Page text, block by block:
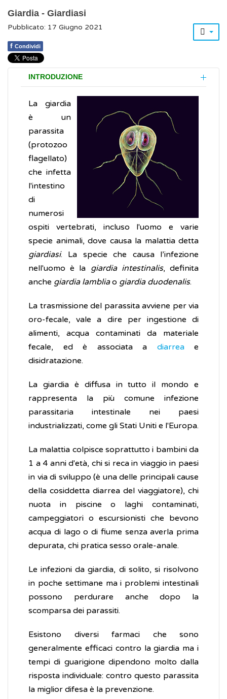
Giardia - Giardiasi
Pubblicato: 17 Giugno 2021
f Condividi
INTRODUZIONE
La giardia
è un
parassita
(protozoo
flagellato)
che infetta
l'intestino
di
numerosi
ospiti vertebrati, incluso l'uomo e varie
specie animali, dove causa la malattia detta
giardiasi. La specie che causa l’infezione
nell'uomo è la giardia intestinalis, definita
anche giardia lambliao giardia duodenalis.
La trasmissione del parassita avviene per via
oro-fecale, vale a dire per ingestione di
alimenti, acqua contaminati da materiale
fecale, ed è associata a diarrea e
disidratazione.
La giardia è diffusa in tutto il mondo e
rappresenta la più comune infezione
parassitaria intestinale nei paesi
industrializzati, come gli Stati Uniti e l'Europa.
La malattia colpisce soprattutto i bambini da
1 a 4 anni d'età, chi si reca in viaggio in paesi
in via di sviluppo (è una delle principali cause
della cosiddetta diarrea del viaggiatore), chi
nuota in piscine o laghi contaminati,
campeggiatori o escursionisti che bevono
acqua di lago o di fiume senza averla prima
depurata, chi pratica sesso orale-anale.
Le infezioni da giardia, di solito, si risolvono
in poche settimane ma i problemi intestinali
possono perdurare anche dopo la
scomparsa dei parassiti.
Esistono diversi farmaci che sono
generalmente efficaci contro la giardia ma i
tempi di guarigione dipendono molto dalla
risposta individuale: contro questo parassita
la miglior difesa è la prevenzione.